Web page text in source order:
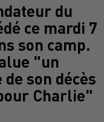
du
ce mardi 7
son camp.
"un
son décès
Charlie"